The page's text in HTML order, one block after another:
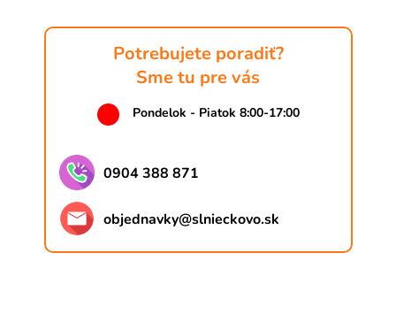
Potrebujete poradiť?
Sme tu pre vás
Pondelok - Piatok 8:00-17:00
0904 388 871
objednavky@slnieckovo.sk